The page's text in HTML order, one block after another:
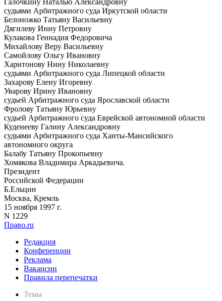
Галочкину Наталью Александровну
судьями Арбитражного суда Иркутской области
Белоножко Татьяну Васильевну
Дягилеву Инну Петровну
Кулакова Геннадия Федоровича
Михайлову Веру Васильевну
Самойлову Ольгу Ивановну
Харитонову Нину Николаевну
судьями Арбитражного суда Липецкой области
Захарову Елену Игоревну
Уварову Ирину Ивановну
судьей Арбитражного суда Ярославской области
Фролову Татьяну Юрьевну
судьей Арбитражного суда Еврейской автономной области
Куденееву Галину Александровну
судьями Арбитражного суда Ханты-Мансийского
автономного округа
Балабу Татьяну Прокопьевну
Хомякова Владимира Аркадьевича.
Президент
Российской Федерации
Б.Ельцин
Москва, Кремль
15 ноября 1997 г.
N 1229
Право.ru
Редакция
Конференции
Реклама
Вакансии
Правила перепечатки
Темы